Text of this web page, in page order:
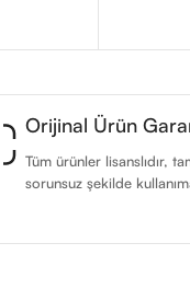
Orijinal Ürün
Tüm ürünler lisanslıdır,
sorunsuz şekilde